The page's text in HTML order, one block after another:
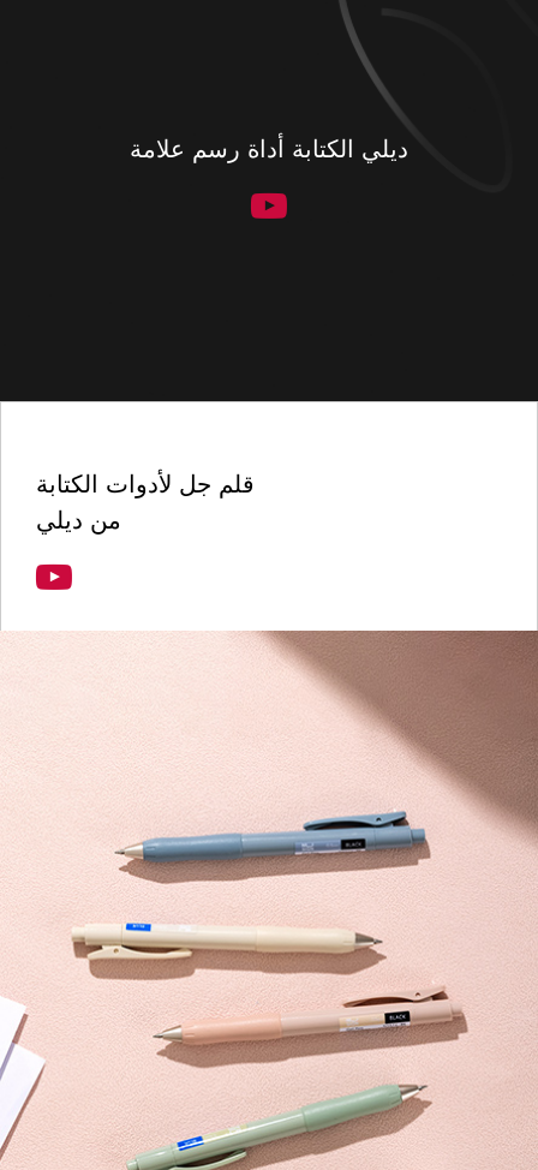
ديلي الكتابة أداة رسم علامة
قلم جل لأدوات الكتابة
من ديلي